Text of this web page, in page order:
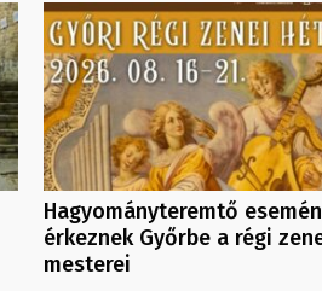
Hagyományteremtő
érkeznek Győrbe a régi
mesterei